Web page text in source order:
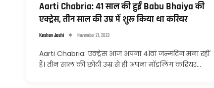
Aarti Chabria: 41 साल की हुईं Babu Bhaiya की
एक्ट्रेस, तीन साल की उम्र में शुरू किया था करियर
Keshav Joshi November 21, 2023
Aarti Chabria: एक्ट्रेस आज अपना 41वां जन्मदिन मना रहीं
हैं। तीन साल की छोटी उम्र से ही अपना मॉडलिंग करियर…